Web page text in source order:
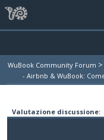
WuBook Community Forum >
- Airbnb & WuBook:
Valutazione discussione: